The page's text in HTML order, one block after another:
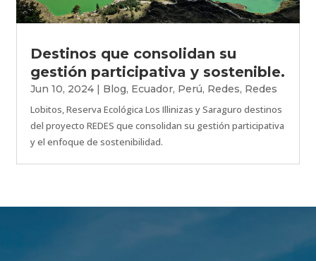
Destinos que consolidan su
gestión participativa y sostenible.
Jun 10, 2024| Blog, Ecuador, Perú, Redes, Redes
Lobitos, Reserva Ecológica Los Illinizas y Saraguro destinos
del proyecto REDES que consolidan su gestión participativa
y el enfoque de sostenibilidad.